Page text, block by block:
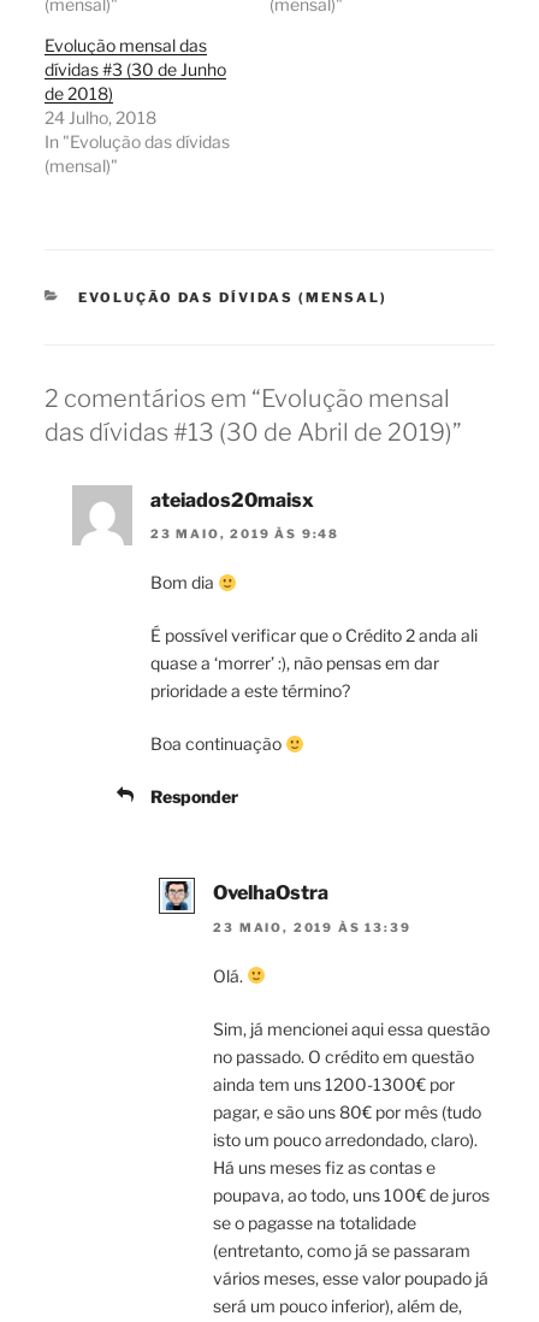
(mensal)"
(mensal)"
Evolução mensal das
dívidas #3 (30 de Junho
de 2018)
24 Julho, 2018
In "Evolução das dívidas
(mensal)"
CATEGORIAS
EVOLUÇÃO DAS DÍVIDAS (MENSAL)
2 comentários em “Evolução mensal
das dívidas #13 (30 de Abril de 2019)”
ateiados20maisx
23 MAIO, 2019 ÀS 9:48
Bom dia
É possível verificar que o Crédito 2 anda ali
quase a ‘morrer’ :), não pensas em dar
prioridade a este término?
Boa continuação
Responder
OvelhaOstra
23 MAIO, 2019 ÀS 13:39
Olá.
Sim, já mencionei aqui essa questão
no passado. O crédito em questão
ainda tem uns 1200-1300€ por
pagar, e são uns 80€ por mês (tudo
isto um pouco arredondado, claro).
Há uns meses fiz as contas e
poupava, ao todo, uns 100€ de juros
se o pagasse na totalidade
(entretanto, como já se passaram
vários meses, esse valor poupado já
será um pouco inferior), além de,